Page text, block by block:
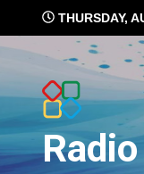
content
THURSDAY,